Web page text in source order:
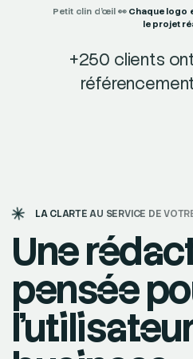
Petit clin d’œil 👀 Chaque logo
le projet
+250 clients
LA CLARTÉ AU SERVICE DE
Une
pensée